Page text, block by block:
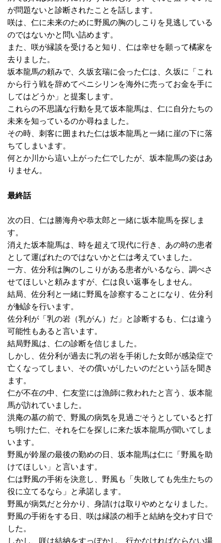
が問題ないと診断されたことを話します。
咲は、仁に未来のために野風の胸のしこりを見逃している
のではないかと問い詰めます。
また、咲が縁談を受けると知り、仁は幸せを願って橘家を
去りました。
坂本龍馬の頼みで、久坂玄瑞に会った仁は、久坂に「これ
から行う戦を辞めてペニシリンを海外に売ってお金を手に
してはどうか」と提案します。
これらの不思議な行動を見て坂本龍馬は、仁に自分たちの
未来を知っているのか尋ねました。
その時、刺客に囲まれた仁は坂本龍馬と一緒に崖の下に落
ちてしまいます。
何とか川から這い上がった仁でしたが、坂本龍馬の姿はあ
りません。
最終話
次の日、仁は勝海舟や恭太郎と一緒に坂本龍馬を探しま
す。
消えた坂本龍馬は、時を超えて現代に行き、あの時の患者
として運ばれたのではないかと仁は考えていました。
一方、佐分利は胸のしこりがある患者がいるなら、調べさ
せてほしいと頼みますが、仁は良い返事をしません。
結局、佐分利と一緒に野風を診察することになり、佐分利
が触診を行います。
佐分利が「乳の岩（乳がん）だ」と診断するも、仁は違う
可能性もあると言います。
結局野風は、仁の診断を信じました。
しかし、佐分利が過去に乳の岩を手術した女郎が感染症で
亡くなってしまい、その償いがしたいのだという話を聞き
ます。
仁が不在の中、仁友堂には漁師に救われたと言う、坂本龍
馬が訪れていました。
洪庵の墓の前で、野風の病気を見過ごそうとしていると打
ち明けた仁、それを仁を探しに来た坂本龍馬が聞いてしま
います。
野風が鈴屋の最後の勤めの日、坂本龍馬は仁に「野風を助
けてほしい」と言います。
仁は野風の手術を決意し、野風も「失敗しても先生たちの
役に立てるなら」と承諾します。
野風が病気だと分かり、身請けは取りやめとなりました。
野風の手術をする日、咲は縁談の相手と結納を交わす日で
した。
しかし、咲は結納をすっぽかし、行かなければならない場